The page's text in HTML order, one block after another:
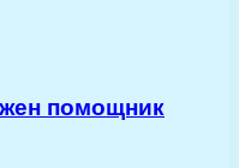
помощник